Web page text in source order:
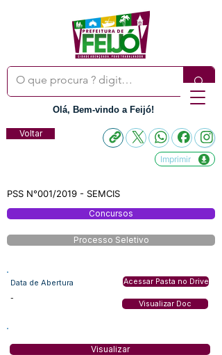
Olá, Bem-vindo a Feijó!
Voltar
Imprimir
PSS N°001/2019 - SEMCIS
Concursos
Processo Seletivo
Data de Abertura
-
Acessar Pasta no Drive
Visualizar Doc
Visualizar